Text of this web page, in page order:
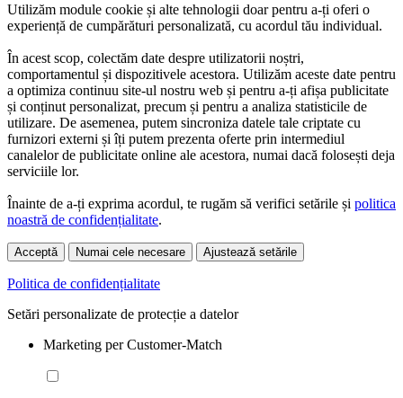
Utilizăm module cookie și alte tehnologii doar pentru a-ți oferi o
experiență de cumpărături personalizată, cu acordul tău individual.
În acest scop, colectăm date despre utilizatorii noștri,
comportamentul și dispozitivele acestora. Utilizăm aceste date pentru
a optimiza continuu site-ul nostru web și pentru a-ți afișa publicitate
și conținut personalizat, precum și pentru a analiza statisticile de
utilizare. De asemenea, putem sincroniza datele tale criptate cu
furnizori externi și îți putem prezenta oferte prin intermediul
canalelor de publicitate online ale acestora, numai dacă folosești deja
serviciile lor.
Înainte de a-ți exprima acordul, te rugăm să verifici setările și politica
noastră de confidențialitate.
Acceptă Numai cele necesare Ajustează setările
Politica de confidențialitate
Setări personalizate de protecție a datelor
Marketing per Customer-Match